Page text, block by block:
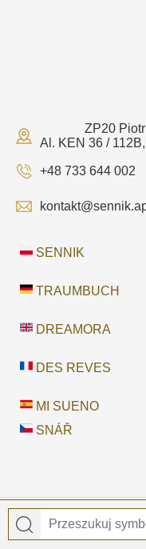
ZP20
Al. KEN 36 /
+48 733 644 002
SENNIK
TRAUMBUCH
DREAMORA
DES REVES
MI SUENO
SNÁŘ
© 2026
Sennik